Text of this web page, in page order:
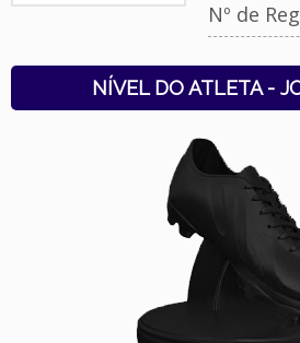
Nº de
NÍVEL DO ATLETA -